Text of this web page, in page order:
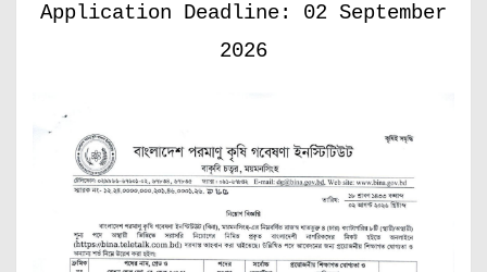
Application Deadline: 02 September
2026